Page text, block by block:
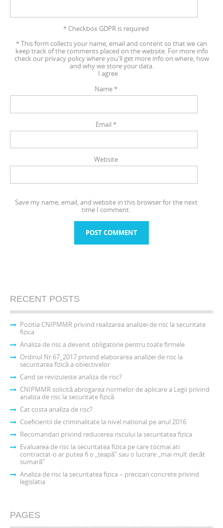
* Checkbox GDPR is required
*This form collects your name, email and content so that we can
keep track of the comments placed on the website. For more info
check our privacy policy where you'll get more info on where, how
and why we store your data.
I agree
Name*
Email *
Website
Save my name, email, and website in this browser for the next
time I comment.
RECENT POSTS
Pozitia CNIPMMR privind realizarea analizei de risc la securitate
fizica
Analiza de risc a devenit obligatorie pentru toate firmele
Ordinul Nr.67_2017 privind elaborarea analizei de risc la
securitatea fizică a obiectivelor
Cand se revizuieste analiza de risc?
CNIPMMR solicită abrogarea normelor de aplicare a Legii privind
analiza de risc la securitate fizică
Cat costa analiza de risc?
Coeficientii de criminalitate la nivel national pe anul 2016
Recomandari privind reducerea riscului la securitatea fizica
Evaluarea de risc la securitatea fizica pe care tocmai ati
contractat-o ar putea fi o ,,țeapă” sau o lucrare ,,mai mult decât
sumară”
Analiza de risc la securitatea fizica – precizari concrete privind
legislatia
PAGES